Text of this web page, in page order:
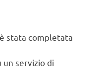
stata completata
un servizio di